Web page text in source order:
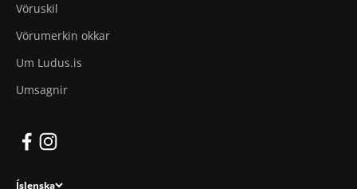
Vöruskil
Vörumerkin okkar
Um Ludus.is
Umsagnir
Íslenska